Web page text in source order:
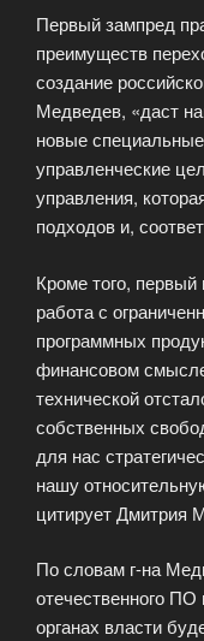
Первый зампред
преимуществ
создание
Медведев, «даст
новые
управленческие
управления,
подходов и,
Кроме того,
работа с
программных
финансовом
технической
собственных
для нас
нашу
цитирует
По словам г-на
отечественного
органах власти